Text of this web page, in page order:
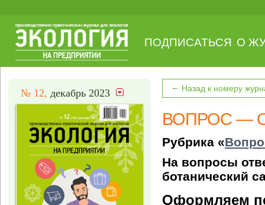
ПОДПИСАТЬСЯ О
№ 12, декабрь 2023 ← Назад к номеру
ВОПРОС —
Рубрика «
На вопросы
ботанический
Оформляем